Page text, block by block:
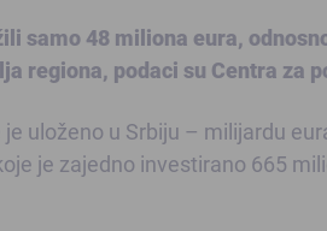
samo 48 miliona eura,
regiona, podaci su Centra za
uloženo u Srbiju – milijardu
je zajedno investirano 665